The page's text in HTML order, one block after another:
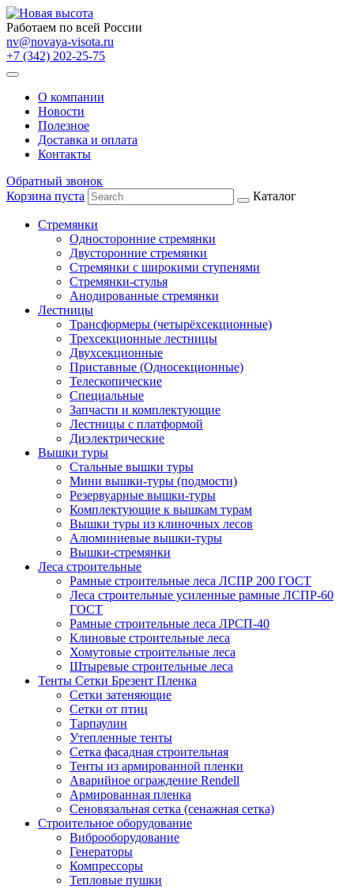
Работаем по всей России
nv@novaya-visota.ru
+7 (342) 202-25-75
О компании
Новости
Полезное
Доставка и оплата
Контакты
Обратный звонок
Корзина пуста
Каталог
Стремянки
Односторонние стремянки
Двусторонние стремянки
Стремянки с широкими ступенями
Стремянки-стулья
Анодированные стремянки
Лестницы
Трансформеры (четырёхсекционные)
Трехсекционные лестницы
Двухсекционные
Приставные (Односекционные)
Телескопические
Специальные
Запчасти и комплектующие
Лестницы с платформой
Диэлектрические
Вышки туры
Стальные вышки туры
Мини вышки-туры (подмости)
Резервуарные вышки-туры
Комплектующие к вышкам турам
Вышки туры из клиночных лесов
Алюминиевые вышки-туры
Вышки-стремянки
Леса строительные
Рамные строительные леса ЛСПР 200 ГОСТ
Леса строительные усиленные рамные ЛСПР-60
ГОСТ
Рамные строительные леса ЛРСП-40
Клиновые строительные леса
Хомутовые строительные леса
Штыревые строительные леса
Тенты Сетки Брезент Пленка
Сетки затеняющие
Сетки от птиц
Тарпаулин
Утепленные тенты
Сетка фасадная строительная
Тенты из армированной пленки
Аварийное ограждение Rendell
Армированная пленка
Сеновязальная сетка (сенажная сетка)
Строительное оборудование
Виброоборудование
Генераторы
Компрессоры
Тепловые пушки